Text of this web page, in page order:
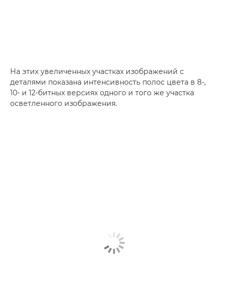
На этих увеличенных участках изображений с
деталями показана интенсивность полос цвета в 8-,
10- и 12-битных версиях одного и того же участка
осветленного изображения.